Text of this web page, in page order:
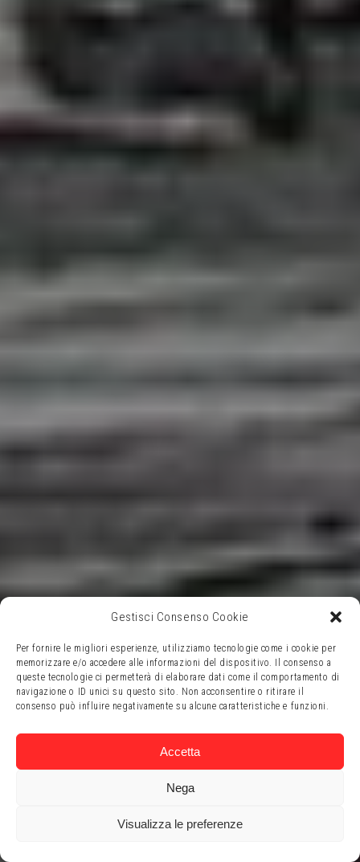
Gestisci Consenso Cookie
Per fornire le migliori esperienze, utilizziamo tecnologie come i cookie per
memorizzare e/o accedere alle informazioni del dispositivo. Il consenso a
queste tecnologie ci permetterà di elaborare dati come il comportamento di
navigazione o ID unici su questo sito. Non acconsentire o ritirare il
consenso può influire negativamente su alcune caratteristiche e funzioni.
Accetta
Nega
Visualizza le preferenze